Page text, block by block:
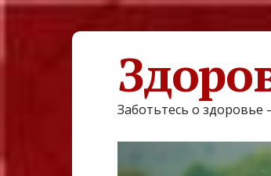
Заботьтесь о здоровье